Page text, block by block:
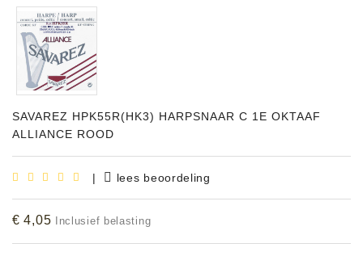
Versterking
Instrumenten
Celtic
Shop
Bladmuziek
Accessoires
SAVAREZ HPK55R(HK3) HARPSNAAR C 1E OKTAAF
ALLIANCE ROOD
| lees beoordeling
€ 4,05 Inclusief belasting